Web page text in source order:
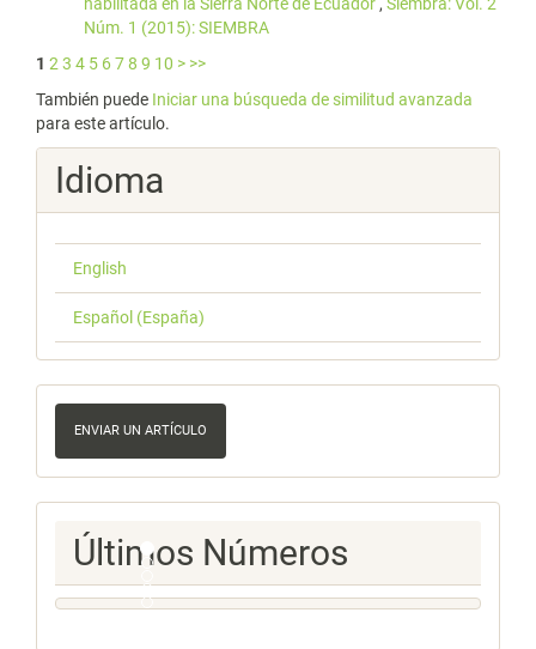
Núm. 1 (2015): SIEMBRA
1 2 3 4 5 678 9 10 > >>
También puede Iniciar una búsqueda de similitud avanzada
para este artículo.
Idioma
English
Español (España)
Enviar
un
artículo
ENVIAR UN ARTÍCULO
Ultimos
Numeros
Últimos Números